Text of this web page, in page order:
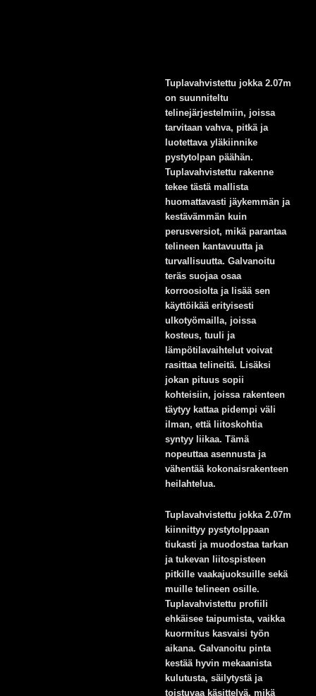
Tuplavahvistettu jokka 2.07m
on suunniteltu
telinejärjestelmiin, joissa
tarvitaan vahva, pitkä ja
luotettava yläkiinnike
pystytolpan päähän.
Tuplavahvistettu rakenne
tekee tästä mallista
huomattavasti jäykemmän ja
kestävämmän kuin
perusversiot, mikä parantaa
telineen kantavuutta ja
turvallisuutta. Galvanoitu
teräs suojaa osaa
korroosiolta ja lisää sen
käyttöikää erityisesti
ulkotyömailla, joissa
kosteus, tuuli ja
lämpötilavaihtelut voivat
rasittaa telineitä. Lisäksi
jokan pituus sopii
kohteisiin, joissa rakenteen
täytyy kattaa pidempi väli
ilman, että liitoskohtia
syntyy liikaa. Tämä
nopeuttaa asennusta ja
vähentää kokonaisrakenteen
heilahtelua.
Tuplavahvistettu jokka 2.07m
kiinnittyy pystytolppaan
tiukasti ja muodostaa tarkan
ja tukevan liitospisteen
pitkille vaakajuoksuille sekä
muille telineen osille.
Tuplavahvistettu profiili
ehkäisee taipumista, vaikka
kuormitus kasvaisi työn
aikana. Galvanoitu pinta
kestää hyvin mekaanista
kulutusta, säilytystä ja
toistuvaa käsittelyä, mikä